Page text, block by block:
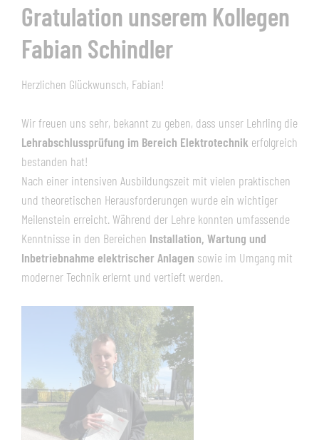
Gratulation unserem Kollegen
Fabian Schindler
Herzlichen Glückwunsch, Fabian!
Wir freuen uns sehr, bekannt zu geben, dass unser Lehrling die
Lehrabschlussprüfung im Bereich Elektrotechnik erfolgreich
bestanden hat!
Nach einer intensiven Ausbildungszeit mit vielen praktischen
und theoretischen Herausforderungen wurde ein wichtiger
Meilenstein erreicht. Während der Lehre konnten umfassende
Kenntnisse in den Bereichen Installation, Wartung und
Inbetriebnahme elektrischer Anlagen sowie im Umgang mit
moderner Technik erlernt und vertieft werden.